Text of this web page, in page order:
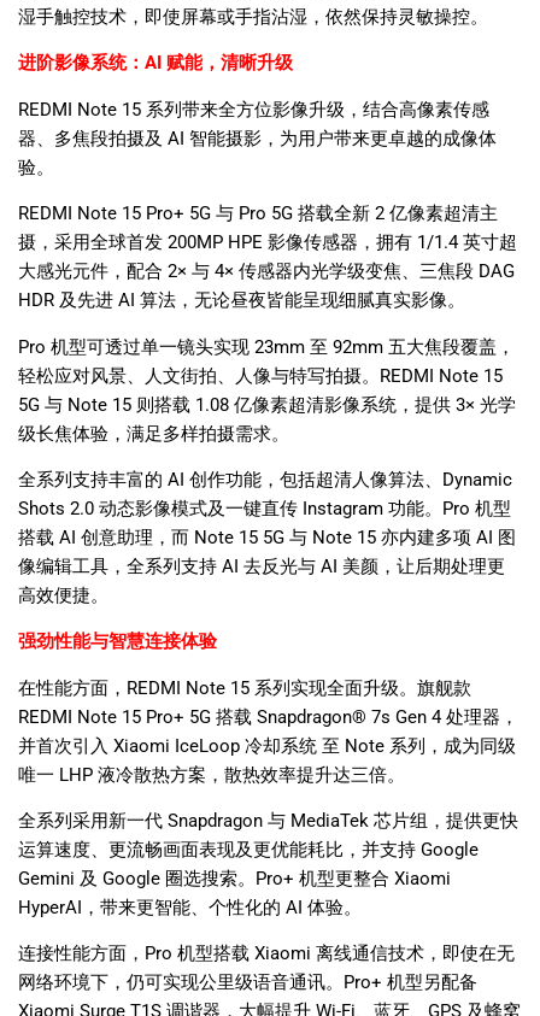
湿手触控技术，即使屏幕或手指沾湿，依然保持灵敏操控。
进阶影像系统： AI 赋能，清晰升级
REDMI Note 15 系列带来全方位影像升级，结合高像素传感
器、多焦段拍摄及 AI 智能摄影，为用户带来更卓越的成像体
验。
REDMI Note 15 Pro+ 5G 与 Pro 5G 搭载全新 2 亿像素超清主
摄，采用全球首发 200MP HPE 影像传感器，拥有 1/1.4英寸超
大感光元件，配合 2× 与 4× 传感器内光学级变焦、三焦段 DAG
HDR 及先进 AI 算法，无论昼夜皆能呈现细腻真实影像。
Pro 机型可透过单一镜头实现 23mm 至 92mm 五大焦段覆盖，
轻松应对风景、人文街拍、人像与特写拍摄。 REDMI Note 15
5G 与 Note 15 则搭载 1.08 亿像素超清影像系统，提供 3× 光学
级长焦体验，满足多样拍摄需求。
全系列支持丰富的 AI 创作功能，包括超清人像算法、 Dynamic
Shots 2.0 动态影像模式及一键直传 Instagram 功能。 Pro 机型
搭载 AI 创意助理，而 Note 15 5G 与 Note 15 亦内建多项 AI 图
像编辑工具，全系列支持 AI 去反光与 AI 美颜，让后期处理更
高效便捷。
强劲性能与智慧连接体验
在性能方面， REDMI Note 15 系列实现全面升级。旗舰款
REDMI Note 15 Pro+ 5G 搭载 Snapdragon® 7s Gen 4处理器，
并首次引入 Xiaomi IceLoop 冷却系统 至 Note 系列，成为同级
唯一 LHP 液冷散热方案，散热效率提升达三倍。
全系列采用新一代 Snapdragon 与 MediaTek 芯片组，提供更快
运算速度、更流畅画面表现及更优能耗比，并支持 Google
Gemini 及 Google 圈选搜索。 Pro+ 机型更整合 Xiaomi
HyperAI ，带来更智能、个性化的 AI 体验。
连接性能方面， Pro 机型搭载 Xiaomi 离线通信技术，即使在无
网络环境下，仍可实现公里级语音通讯。
Pro+ 机型另配备